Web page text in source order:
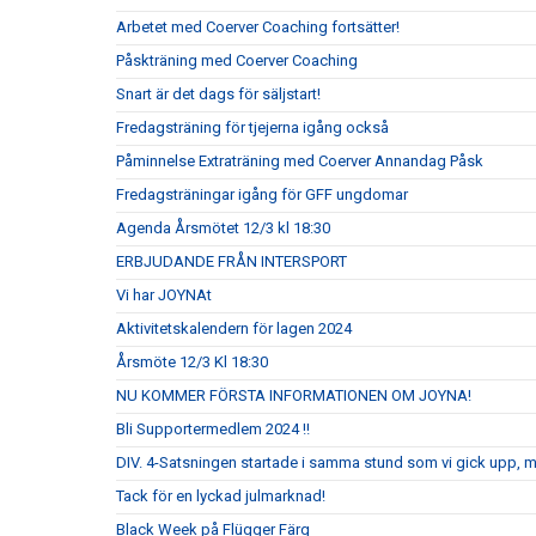
Arbetet med Coerver Coaching fortsätter!
Påskträning med Coerver Coaching
Snart är det dags för säljstart!
Fredagsträning för tjejerna igång också
Påminnelse Extraträning med Coerver Annandag Påsk
Fredagsträningar igång för GFF ungdomar
Agenda Årsmötet 12/3 kl 18:30
ERBJUDANDE FRÅN INTERSPORT
Vi har JOYNAt
Aktivitetskalendern för lagen 2024
Årsmöte 12/3 Kl 18:30
NU KOMMER FÖRSTA INFORMATIONEN OM JOYNA!
Bli Supportermedlem 2024 !!
DIV. 4-Satsningen startade i samma stund som vi gick upp,
Tack för en lyckad julmarknad!
Black Week på Flügger Färg